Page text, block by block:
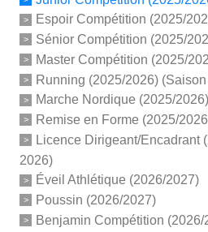
Espoir Compétition (2025/
Sénior Compétition (2025/
Master Compétition (2025/
Running (2025/2026)
Marche Nordique (2025/
Remise en Forme (2025/
Licence Dirigeant/Encadrant
2026)
Éveil Athlétique (2026/2027)
Poussin (2026/2027)
Benjamin Compétition (2026/